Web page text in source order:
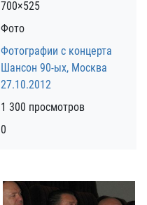
700×525
Фото
Фотографии с концерта
Шансон 90-ых, Москва
27.10.2012
1 300 просмотров
0